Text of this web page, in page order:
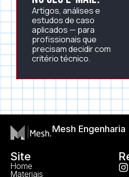
Artigos, análises e
estudos de caso
aplicados — para
profissionais que
precisam decidir com
critério técnico.
Mesh Engenharia
Site
Home
Materiais